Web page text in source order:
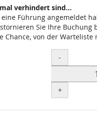
verhindert sind...
Führung angemeldet
Sie Ihre Buchung
Chance, von der Warteliste
Menge
-
+